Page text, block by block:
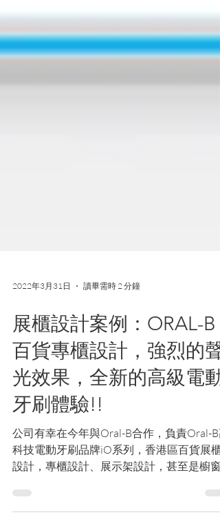
展櫃設計案例：ORAL-B
百貨專櫃設計，強烈的聲
光效果，全新的高級電動
牙刷體驗!!
公司有幸在今年與Oral-B合作，負責Oral-B
科技電動牙刷品牌iO系列，香港區百貨展櫃
設計，專櫃設計、展示架設計，甚至是櫥窗